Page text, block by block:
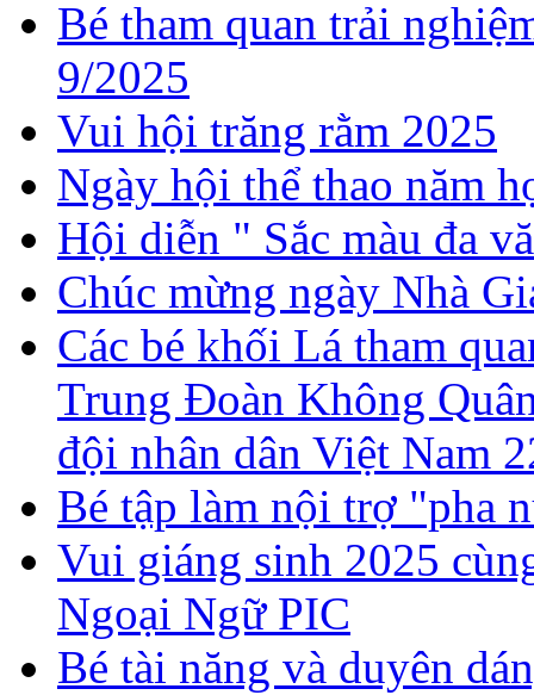
Bé tham quan trải
9/2025
Vui hội trăng rằm 2025
Ngày hội thể thao năm
Hội diễn " Sắc màu đa
Chúc mừng ngày Nhà
Các bé khối Lá tham
Trung Đoàn Không
đội nhân dân Việt Nam
Bé tập làm nội trợ "pha
Vui giáng sinh 2025
Ngoại Ngữ PIC
Bé tài năng và duyên